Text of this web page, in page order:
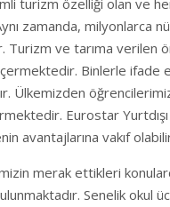
turizm özelliği olan ve
zamanda, milyonlarca
ve tarıma verilen
Binlerle ifade
Ülkemizden
Eurostar Yurtdışı
avantajlarına vakıf
merak ettikleri
Senelik okul